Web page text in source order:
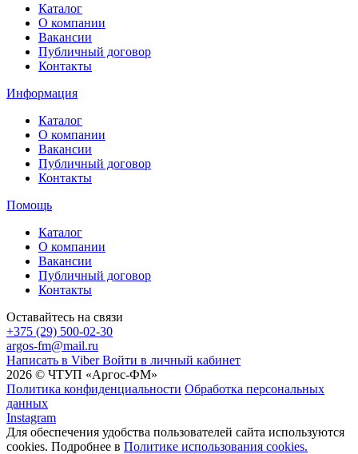
Каталог
О компании
Вакансии
Публичный договор
Контакты
Информация
Каталог
О компании
Вакансии
Публичный договор
Контакты
Помощь
Каталог
О компании
Вакансии
Публичный договор
Контакты
Оставайтесь на связи
+375 (29) 500-02-30
argos-fm@mail.ru
Написать в Viber Войти в личный кабинет
2026 © ЧТУП «Аргос-ФМ»
Политика конфиденциальности Обработка персональных
данных
Instagram
Для обеспечения удобства пользователей сайта используются
cookies. Подробнее в Политике использования cookies.